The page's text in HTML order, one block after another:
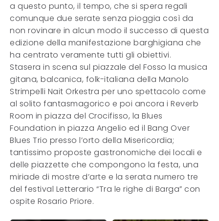
a questo punto, il tempo, che si spera regali
comunque due serate senza pioggia così da
non rovinare in alcun modo il successo di questa
edizione della manifestazione barghigiana che
ha centrato veramente tutti gli obiettivi.
Stasera in scena sul piazzale del Fosso la musica
gitana, balcanica, folk-italiana della Manolo
Strimpelli Nait Orkestra per uno spettacolo come
al solito fantasmagorico e poi ancora i Reverb
Room in piazza del Crocifisso, la Blues
Foundation in piazza Angelio ed il Bang Over
Blues Trio presso l’orto della Misericordia;
tantissimo proposte gastronomiche dei locali e
delle piazzette che compongono la festa, una
miriade di mostre d’arte e la serata numero tre
del festival Letterario “Tra le righe di Barga” con
ospite Rosario Priore.